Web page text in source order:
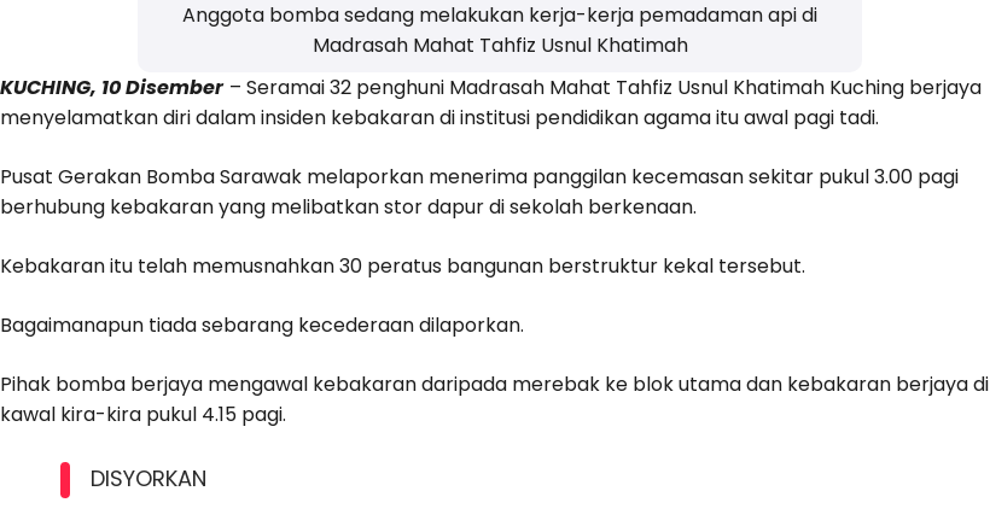
Anggota bomba sedang melakukan kerja-kerja pemadaman api di
Madrasah Mahat Tahfiz Usnul Khatimah
KUCHING, 10 Disember – Seramai 32 penghuni Madrasah Mahat Tahfiz Usnul Khatimah Kuching berjaya
menyelamatkan diri dalam insiden kebakaran di institusi pendidikan agama itu awal pagi tadi.
Pusat Gerakan Bomba Sarawak melaporkan menerima panggilan kecemasan sekitar pukul 3.00 pagi
berhubung kebakaran yang melibatkan stor dapur di sekolah berkenaan.
Kebakaran itu telah memusnahkan 30 peratus bangunan berstruktur kekal tersebut.
Bagaimanapun tiada sebarang kecederaan dilaporkan.
Pihak bomba berjaya mengawal kebakaran daripada merebak ke blok utama dan kebakaran berjaya di
kawal kira-kira pukul 4.15 pagi.
DISYORKAN